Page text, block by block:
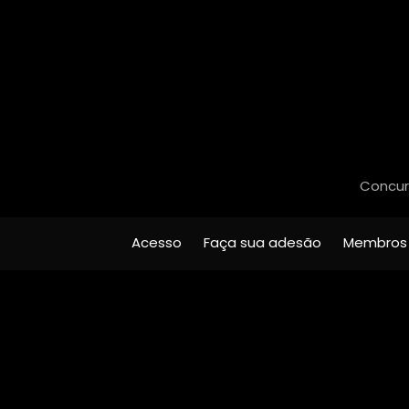
Acesso Faça sua adesão Membros